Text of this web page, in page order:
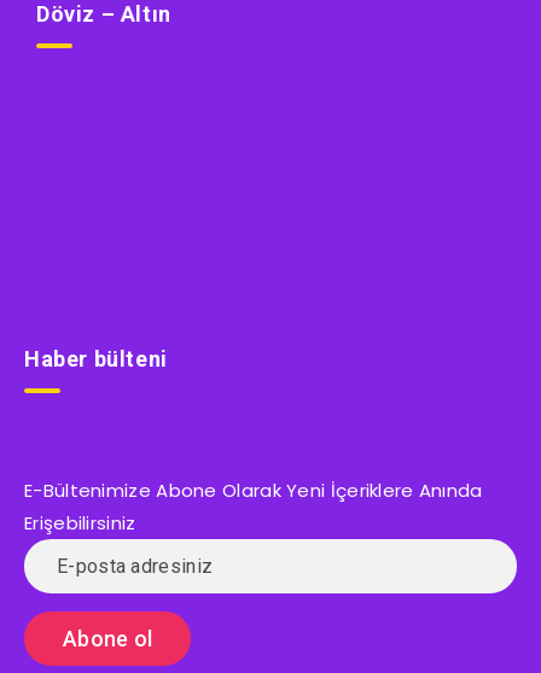
Döviz – Altın
Haber bülteni
E-Bültenimize Abone Olarak Yeni İçeriklere Anında
Erişebilirsiniz